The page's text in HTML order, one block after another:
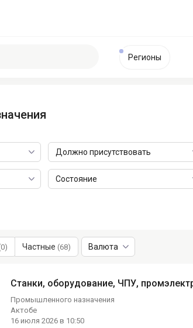
Регионы
Должно присутствовать
Состояние
Частные (68) Валюта
Станки, оборудование, ЧПУ,
Промышленного назначения
Актобе
16 июля 2026 в 10:50
не указанаАстана
1 августа 2026 в 09:46